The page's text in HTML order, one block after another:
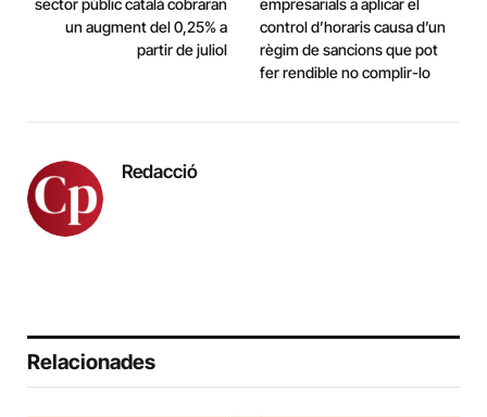
un augment del 0,25% a
partir de juliol
control d’horaris causa d’un
règim de sancions que pot
fer rendible no complir-lo
Redacció
Relacionades